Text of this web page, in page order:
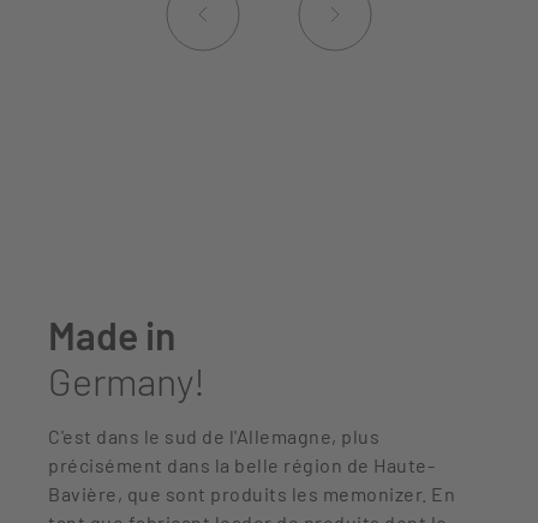
Made in
Germany!
C'est dans le sud de l'Allemagne, plus
précisément dans la belle région de Haute-
Bavière, que sont produits les memonizer. En